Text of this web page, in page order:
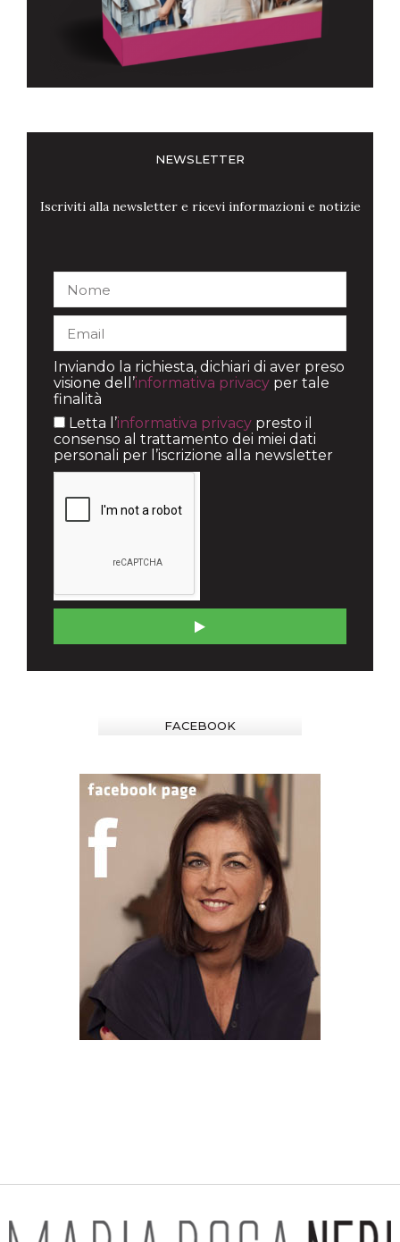
NEWSLETTER
Iscriviti alla newsletter e ricevi informazioni e notizie
Inviando la richiesta, dichiari di aver preso
visione dell’informativa privacy per tale
finalità
Letta l’informativa privacy presto il
consenso al trattamento dei miei dati
personali per l’iscrizione alla newsletter
FACEBOOK